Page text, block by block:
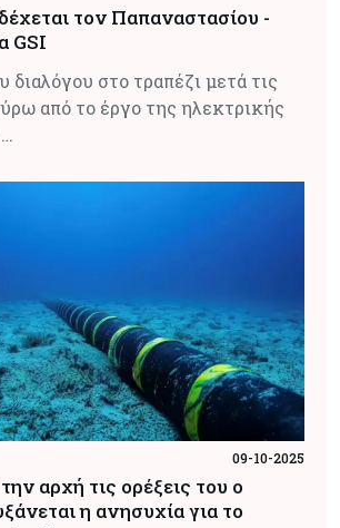
τον Παπαναστασίου -
GSI
διαλόγου στο τραπέζι μετά τις
από το έργο της ηλεκτρικής
09-10-2025
αρχή τις ορέξεις του ο
η ανησυχία για το